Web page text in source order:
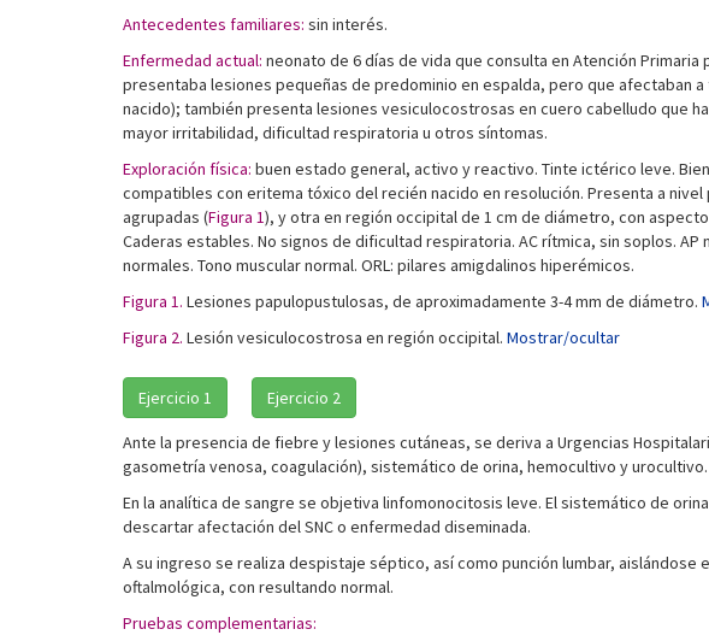
Antecedentes familiares: sin interés.
Enfermedad actual: neonato de 6 días de vida que consulta en Atención
presentaba lesiones pequeñas de predominio en espalda, pero que afectaban
nacido); también presenta lesiones vesiculocostrosas en cuero cabelludo que
mayor irritabilidad, dificultad respiratoria u otros síntomas.
Exploración física: buen estado general, activo y reactivo. Tinte ictérico leve.
compatibles con eritema tóxico del recién nacido en resolución. Presenta a
agrupadas (Figura 1), y otra en región occipital de 1 cm de diámetro, con
Caderas estables. No signos de dificultad respiratoria. AC rítmica, sin soplos.
normales. Tono muscular normal. ORL: pilares amigdalinos hiperémicos.
Figura 1. Lesiones papulopustulosas, de aproximadamente 3-4 mm de diámetro.
Figura 2. Lesión vesiculocostrosa en región occipital. Mostrar/ocultar
Ejercicio 1 Ejercicio 2
Ante la presencia de fiebre y lesiones cutáneas, se deriva a Urgencias
gasometría venosa, coagulación), sistemático de orina, hemocultivo y urocultivo.
En la analítica de sangre se objetiva linfomonocitosis leve. El sistemático de
descartar afectación del SNC o enfermedad diseminada.
A su ingreso se realiza despistaje séptico, así como punción lumbar, aislándose
oftalmológica, con resultando normal.
Pruebas complementarias: